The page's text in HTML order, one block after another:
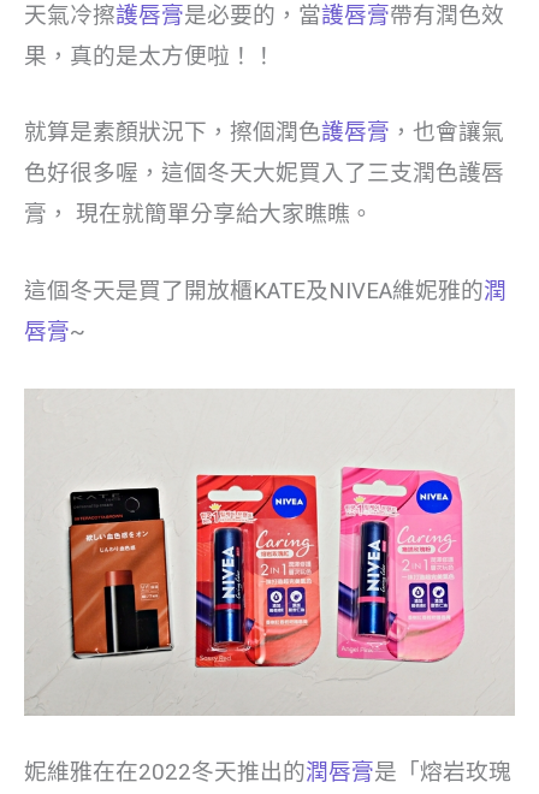
天氣冷擦護唇膏是必要的，當護唇膏帶有潤色效
果，真的是太方便啦！！
就算是素顏狀況下，擦個潤色護唇膏 ，也會讓氣
色好很多喔，這個冬天大妮買入了三支潤色護唇
膏， 現在就簡單分享給大家瞧瞧。
這個冬天是買了開放櫃KATE及NIVEA維妮雅的潤
唇膏~
妮維雅在在2022冬天推出的潤唇膏是「熔岩玫瑰